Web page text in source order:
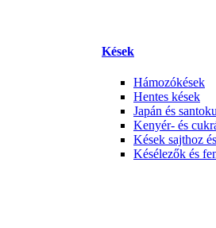
Kések
Hámozókések
Hentes kések
Japán és
Kenyér- és
Kések sajthoz
Késélezők és